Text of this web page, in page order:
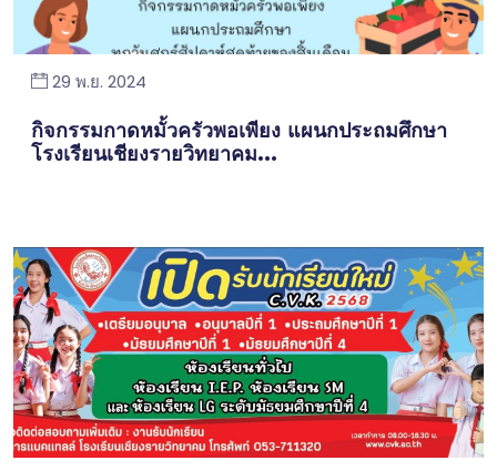
29 พ.ย. 2024
กิจกรรมกาดหมั้วครัวพอเพียง แผนกประถมศึกษา
โรงเรียนเชียงรายวิทยาคม...